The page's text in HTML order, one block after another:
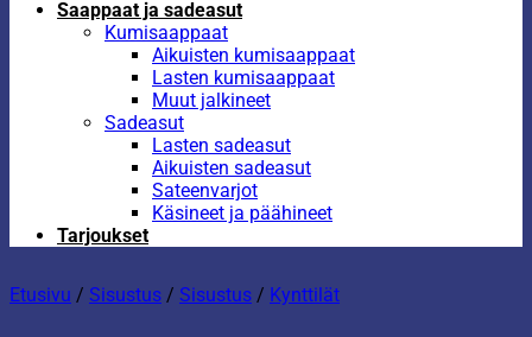
Saappaat ja sadeasut
Kumisaappaat
Aikuisten kumisaappaat
Lasten kumisaappaat
Muut jalkineet
Sadeasut
Lasten sadeasut
Aikuisten sadeasut
Sateenvarjot
Käsineet ja päähineet
Tarjoukset
Etusivu / Sisustus / Sisustus / Kynttilät